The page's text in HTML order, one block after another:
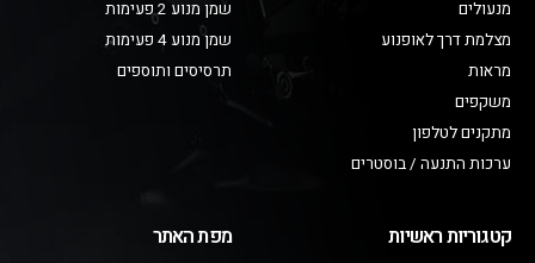
מנעולים
מצלמת דרך לאופנוע
מראות
משקפים
מתקנים לטלפון
ערכות התנעה / בוסטרים
שמן מנוע 2 פעימות
שמן מנוע 4 פעימות
תרסיסים ותוספים
קטגוריות ראשיות מפת האתר